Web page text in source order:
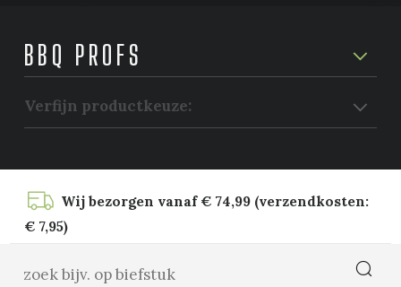
BBQ PROFS
Verfijn productkeuze:
Wij bezorgen vanaf € 74,99 (verzendkosten:
€ 7,95)